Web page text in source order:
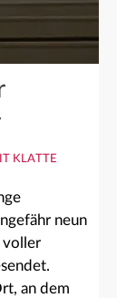
KLATTE
neun
voller
an dem